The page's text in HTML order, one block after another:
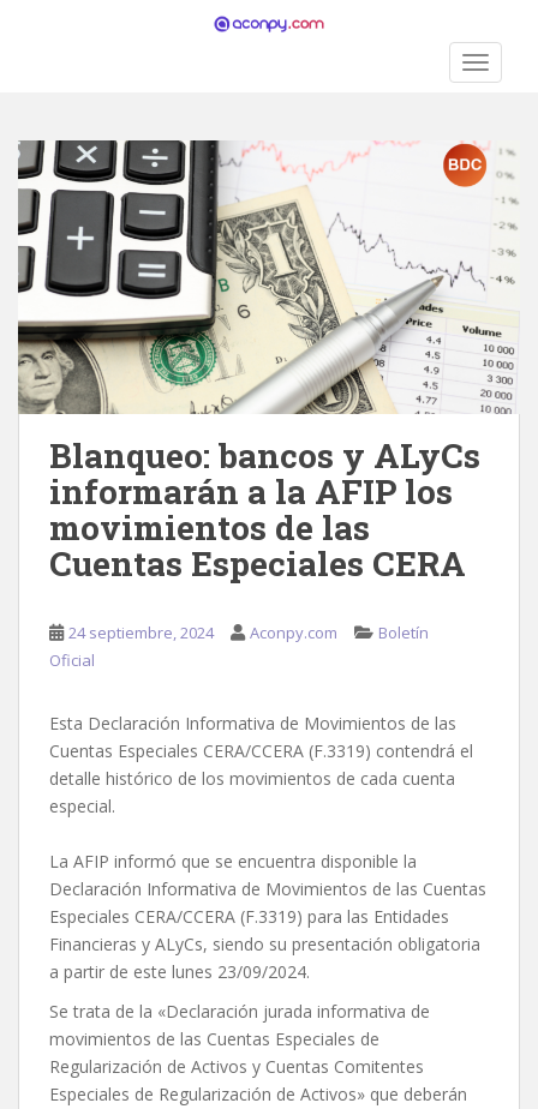
Blanqueo: bancos y ALyCs
informarán a la AFIP los
movimientos de las
Cuentas Especiales CERA
24 septiembre, 2024 Aconpy.com
Boletín
Oficial
Esta Declaración Informativa de Movimientos de las
Cuentas Especiales CERA/CCERA (F.3319) contendrá el
detalle histórico de los movimientos de cada cuenta
especial.
La AFIP informó que se encuentra disponible la
Declaración Informativa de Movimientos de las Cuentas
Especiales CERA/CCERA (F.3319) para las Entidades
Financieras y ALyCs, siendo su presentación obligatoria
a partir de este lunes 23/09/2024.
Se trata de la «Declaración jurada informativa de
movimientos de las Cuentas Especiales de
Regularización de Activos y Cuentas Comitentes
Especiales de Regularización de Activos» que deberán